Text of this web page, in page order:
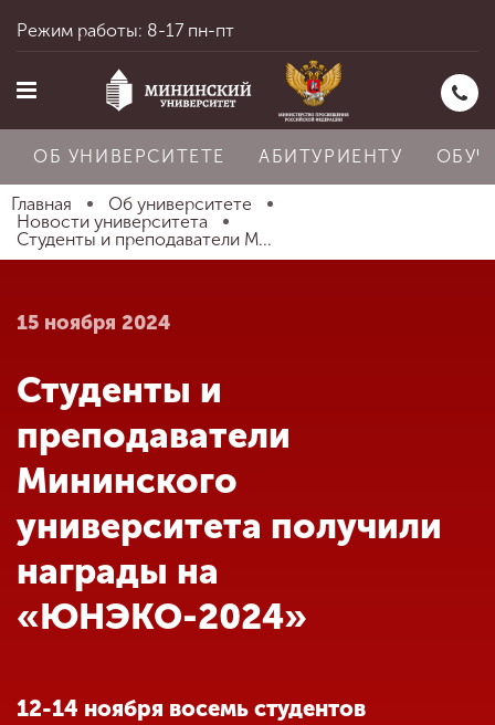
Главная
Абитуриенту
Обучение
Наука
Режим работы: 8-17 пн-пт
ОБ УНИВЕРСИТЕТЕ АБИТУРИЕНТУ
Главная
Об университете
Новости университета
Студенты и преподаватели М...
15 ноября 2024
Студенты и
преподаватели
Мининского
университета получили
награды на
«ЮНЭКО-2024»
12-14 ноября восемь студентов